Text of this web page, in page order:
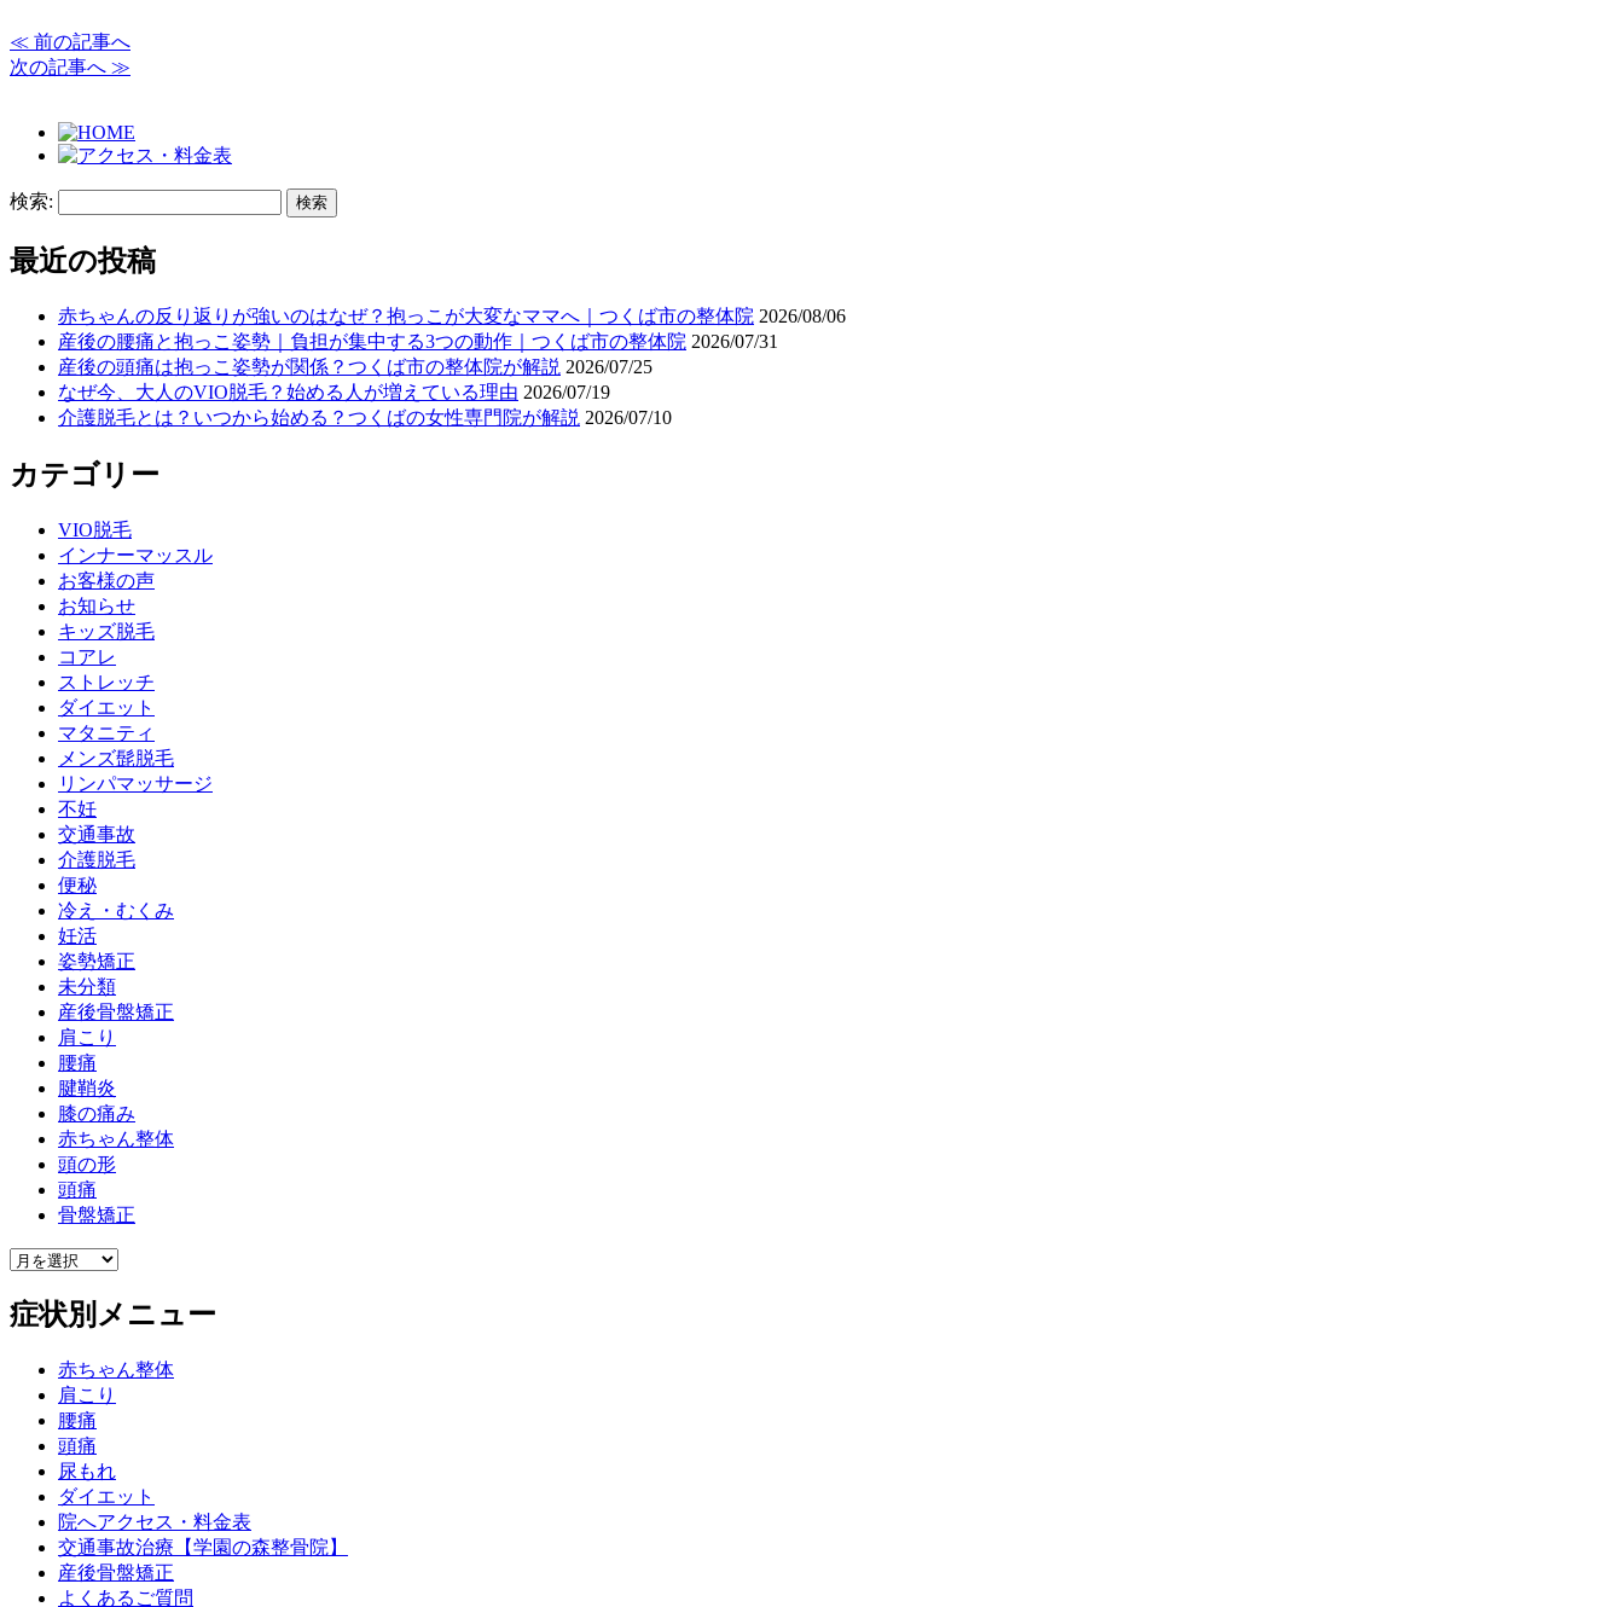
≪ 前の記事へ
次の記事へ ≫
検索:
最近の投稿
赤ちゃんの反り返りが強いのはなぜ？抱っこが大変なママへ｜つくば市の整体院 2026/08/06
産後の腰痛と抱っこ姿勢｜負担が集中する3つの動作｜つくば市の整体院 2026/07/31
産後の頭痛は抱っこ姿勢が関係？つくば市の整体院が解説 2026/07/25
なぜ今、大人のVIO脱毛？始める人が増えている理由 2026/07/19
介護脱毛とは？いつから始める？つくばの女性専門院が解説 2026/07/10
カテゴリー
VIO脱毛
インナーマッスル
お客様の声
お知らせ
キッズ脱毛
コアレ
ストレッチ
ダイエット
マタニティ
メンズ髭脱毛
リンパマッサージ
不妊
交通事故
介護脱毛
便秘
冷え・むくみ
妊活
姿勢矯正
未分類
産後骨盤矯正
肩こり
腰痛
腱鞘炎
膝の痛み
赤ちゃん整体
頭の形
頭痛
骨盤矯正
症状別メニュー
赤ちゃん整体
肩こり
腰痛
頭痛
尿もれ
ダイエット
院へアクセス・料金表
交通事故治療【学園の森整骨院】
産後骨盤矯正
よくあるご質問